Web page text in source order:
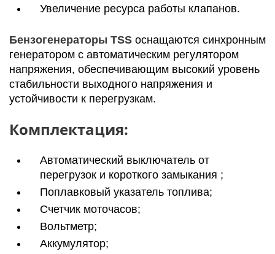
Увеличение ресурса работы клапанов.
Бензогенераторы TSS оснащаются синхронным
генератором с автоматическим регулятором
напряжения, обеспечивающим высокий уровень
стабильности выходного напряжения и
устойчивости к перегрузкам.
Комплектация:
Автоматический выключатель от
перегрузок и короткого замыкания ;
Поплавковый указатель топлива;
Счетчик моточасов;
Вольтметр;
Аккумулятор;